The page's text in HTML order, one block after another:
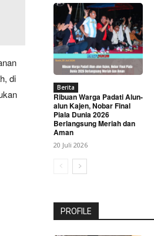
di
Berita
Ribuan Warga Padati Alun-
alun Kajen, Nobar Final
Piala Dunia 2026
Berlangsung Meriah dan
Aman
20 Juli 2026
PROFILE